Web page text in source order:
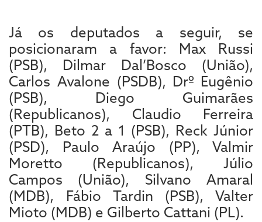
Já os deputados a seguir, se
posicionaram a favor: Max Russi
(PSB), Dilmar Dal’Bosco (União),
Carlos Avalone (PSDB), Drº Eugênio
(PSB), Diego Guimarães
(Republicanos), Claudio Ferreira
(PTB), Beto 2 a 1 (PSB), Reck Júnior
(PSD), Paulo Araújo (PP), Valmir
Moretto (Republicanos), Júlio
Campos (União), Silvano Amaral
(MDB), Fábio Tardin (PSB), Valter
Mioto (MDB) e Gilberto Cattani (PL).